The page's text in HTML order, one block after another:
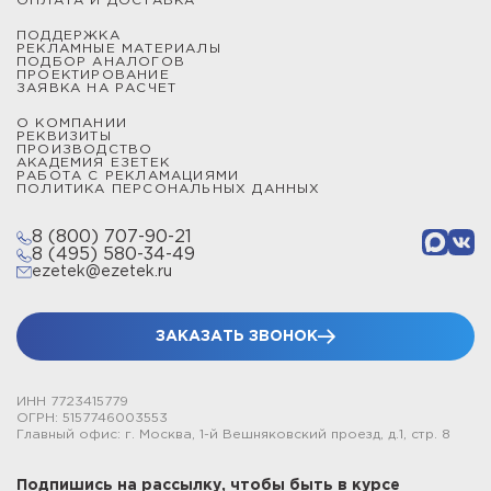
«Ezetek» специализируется на разработках в области
электроэнергетики, мы выполняем заказы любого
объема и сложности с доставкой по всей России.
ПОДДЕРЖКА
РЕКЛАМНЫЕ МАТЕРИАЛЫ
ПОДБОР АНАЛОГОВ
ПРОЕКТИРОВАНИЕ
ЗАЯВКА НА РАСЧЕТ
О КОМПАНИИ
РЕКВИЗИТЫ
ПРОИЗВОДСТВО
АКАДЕМИЯ ЕЗЕТЕК
РАБОТА С РЕКЛАМАЦИЯМИ
ПОЛИТИКА ПЕРСОНАЛЬНЫХ ДАННЫХ
8 (800) 707-90-21
8 (495) 580-34-49
ezetek@ezetek.ru
ЗАКАЗАТЬ ЗВОНОК
ИНН 7723415779
ОГРН: 5157746003553
Главный офис: г. Москва, 1-й Вешняковский проезд, д.1, стр. 8
Подпишись на рассылку, чтобы быть в курсе